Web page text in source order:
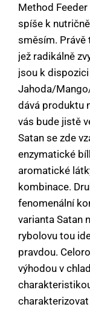
Method
spíše k
směsím. Právě
jež radikálně
jsou k
Jahoda/
dává produktu
vás bude jistě
Satan se zde
enzymatické
aromatické
kombinace.
fenomenální
varianta Satan
rybolovu tou
pravdou.
výhodou v